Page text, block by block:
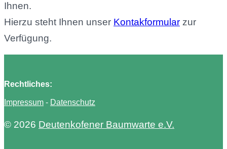
Ihnen.
Hierzu steht Ihnen unser Kontakformular zur
Verfügung.
Rechtliches:
Impressum - Datenschutz
© 2026 Deutenkofener Baumwarte e.V.